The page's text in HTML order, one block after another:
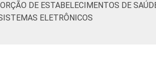
estabelecimentos de saúde que
estabelecimentos. Respostas
DE ESTABELECIMENTOS DE
ELETRÔNICOS